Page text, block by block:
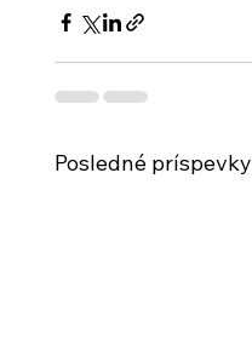
Posledné príspevky